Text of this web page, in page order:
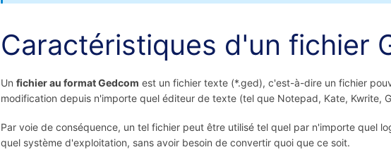
Caractéristiques d'un fichier
Un fichier au format Gedcom est un fichier texte (*.ged), c'est-à-dire un fichier
modification depuis n'importe quel éditeur de texte (tel que Notepad, Kate, Kwrite,
Par voie de conséquence, un tel fichier peut être utilisé tel quel par n'importe quel
quel système d'exploitation, sans avoir besoin de convertir quoi que ce soit.